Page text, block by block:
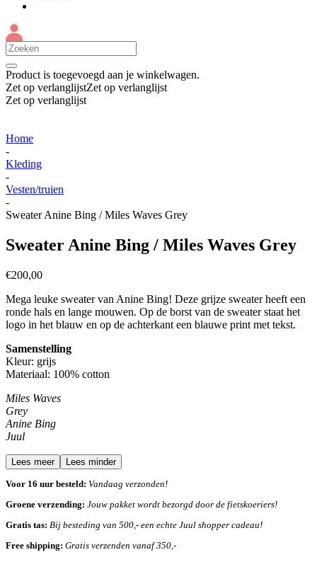
Product is toegevoegd aan je winkelwagen.
Zet op verlanglijstZet op verlanglijst
Zet op verlanglijst
Home
-
Kleding
-
Vesten/truien
-
Sweater Anine Bing / Miles Waves Grey
Sweater Anine Bing / Miles Waves Grey
€200,00
Mega leuke sweater van Anine Bing! Deze grijze sweater heeft een
ronde hals en lange mouwen. Op de borst van de sweater staat het
logo in het blauw en op de achterkant een blauwe print met tekst.
Samenstelling
Kleur: grijs
Materiaal: 100% cotton
Miles Waves
Grey
Anine Bing
Juul
Lees meer Lees minder
Voor 16 uur besteld: Vandaag verzonden!
Groene verzending: Jouw pakket wordt bezorgd door de fietskoeriers!
Gratis tas: Bij besteding van 500,- een echte Juul shopper cadeau!
Free shipping: Gratis verzenden vanaf 350,-